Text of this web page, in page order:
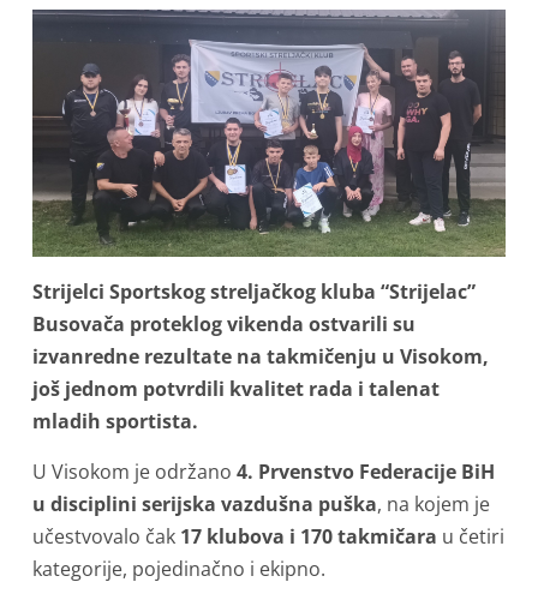
Strijelci Sportskog streljačkog kluba “Strijelac”
Busovača proteklog vikenda ostvarili su
izvanredne rezultate na takmičenju u Visokom,
još jednom potvrdili kvalitet rada i talenat
mladih sportista.
U Visokom je održano 4. Prvenstvo Federacije BiH
u disciplini serijska vazdušna puška, na kojem je
učestvovalo čak 17 klubova i 170 takmičara u četiri
kategorije, pojedinačno i ekipno.